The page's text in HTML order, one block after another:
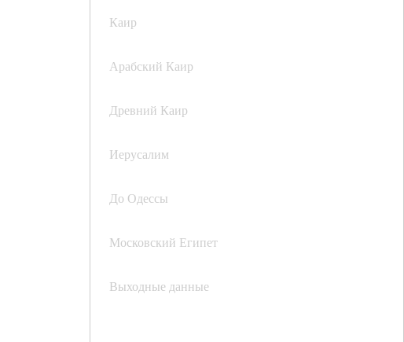
Каир
Арабский Каир
Древний Каир
Иерусалим
До Одессы
Московский Египет
Выходные данные